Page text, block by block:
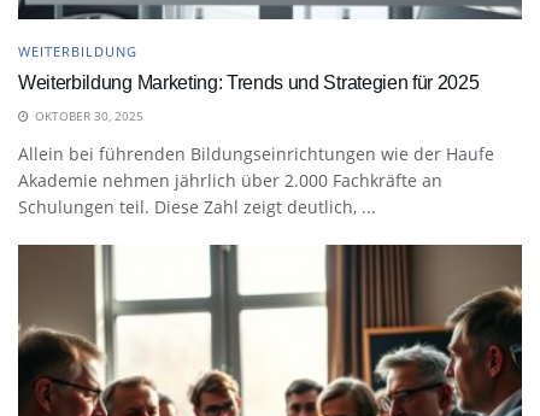
WEITERBILDUNG
Weiterbildung Marketing: Trends und Strategien für 2025
OKTOBER 30, 2025
Allein bei führenden Bildungseinrichtungen wie der Haufe
Akademie nehmen jährlich über 2.000 Fachkräfte an
Schulungen teil. Diese Zahl zeigt deutlich, ...